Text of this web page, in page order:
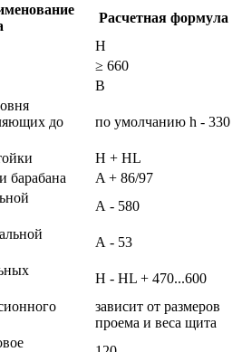
Расчетная формула
H
≥ 660
B
до
по умолчанию h - 330
H + HL
барабана
A + 86/97
А - 580
А - 53
H - НL + 470...600
зависит от размеров
проема и веса щита